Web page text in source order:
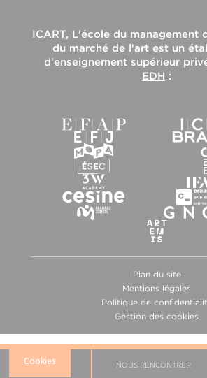
BROCHURE NOUS RENCONTRER
ICART, L'école du management
du marché de l'artest un
d'enseignement supérieur
EDH :
Plan du site
Mentions légales
Politique de
Gestion des cookies